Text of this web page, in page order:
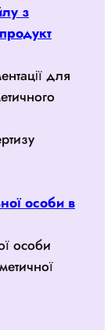
з
для
особи в
особи